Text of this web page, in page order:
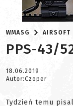
WMASG AIRSOFT
PPS-43/
18.06.2019
Autor:Czoper
Tydzień temu